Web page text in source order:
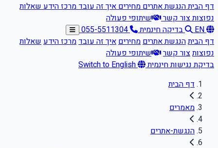
דף הביתהנגשת אתריםמחיריםאיך זה עובדמרכז הידעשאלות
נפוצותצור קשר
שיתופי פעולה
EN
בדיקה חינמית
055-5511304
דף הביתהנגשת אתריםמחיריםאיך זה עובדמרכז הידעשאלות
נפוצותצור קשר
שיתופי פעולה
בדיקת נגישות חינמית
Switch to English
דף הבית
מאמרים
הנגשת-אתרים